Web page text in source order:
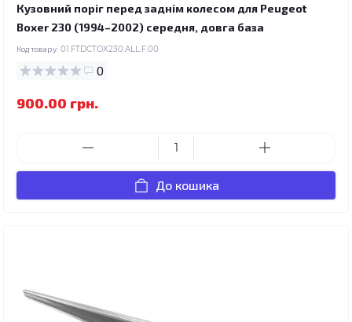
Кузовний поріг перед заднім колесом для Peugeot
Boxer 230 (1994–2002) середня, довга база
Код товару: 01.FTDCTOX230.ALL.F.00
0
900.00 грн.
До кошика